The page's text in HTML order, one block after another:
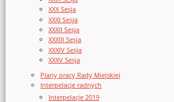
XXX Sesja
XXXI Sesja
XXXII Sesja
XXXIII Sesja
XXXIV Sesja
XXXV Sesja
Plany pracy Rady Miejskiej
Interpelacje radnych
Interpelacje 2019